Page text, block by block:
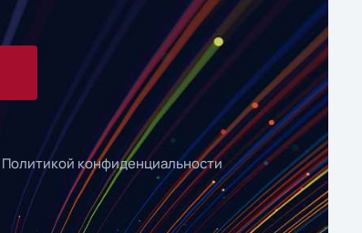
Политикой конфиденциальности